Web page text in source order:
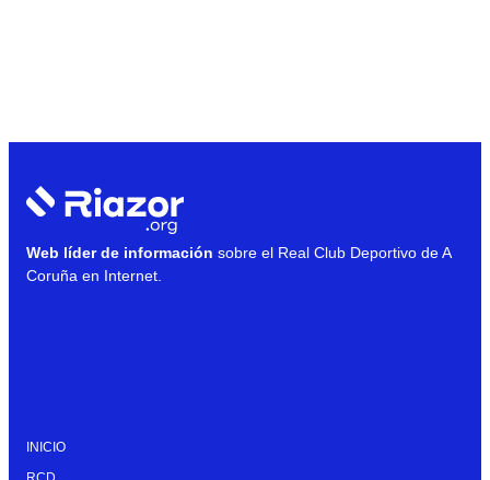
Web líder de información sobre el Real Club Deportivo de A
Coruña en Internet.
INICIO